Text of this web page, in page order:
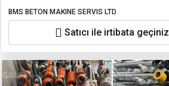
BMS BETON MAKINE SERVIS LTD
Satıcı ile irtibata geçiniz